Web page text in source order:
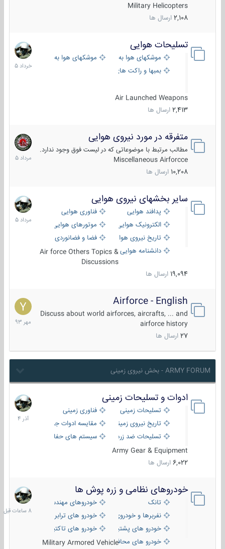
Military Helicopters
2,108 ارسال ها
تسلیحات هوایی
موشکهای هوا به هوا
موشکهای هوا به سطح
بمبها و راکت های هوایی
Air Launched Weapons
2,413 ارسال ها
30
خرداد
1405
متفرقه در مورد نیروی هوایی
مطالب مرتبط با موضوعاتی که در لیست فوق وجود ندارد.
Miscellaneous Airforcce
10,208 ارسال ها
7
مرداد
1405
سایر بخشهای نیروی هوایی
پدافند هوایی
فناوری هوایی
الکترونیک هوایی
موتورهای هوایی
تاریخ نیروی هوایی
فضا و فضانوردی
دانشنامه هواییAir force Others Topics &
Discussions
19,094 ارسال ها
2
مرداد
1405
Airforce - English
Discuss about world airforces, aircrafts, ... and
airforce history
27 ارسال ها
15
مهر
1393
ARMY FORUM - بخش نیروی زمینی
ادوات و تسلیحات زمینی
تسلیحات زمینی
فناوری زمینی
تاریخ نیروی زمینی
مقایسه ادوات جنگی
تسلیحات ضد زره
سیستم های حفاظت فعال
Army Gear & Equipment
6,022 ارسال ها
21
آذر
1404
خودروهای نظامی و زره پوش ها
تانک
خودروهای مهندسی
نفربرها و خودروی های رزمی پیاده نظام
خودرو های ترابری نظامی
خودرو های پشتیبانی آتش ، شناسایی و ضد تانک
خودرو های تاکتیکی نظامی
خودرو های محافظت شدهMilitary Armored Vehicle
8
ساعات
قبل